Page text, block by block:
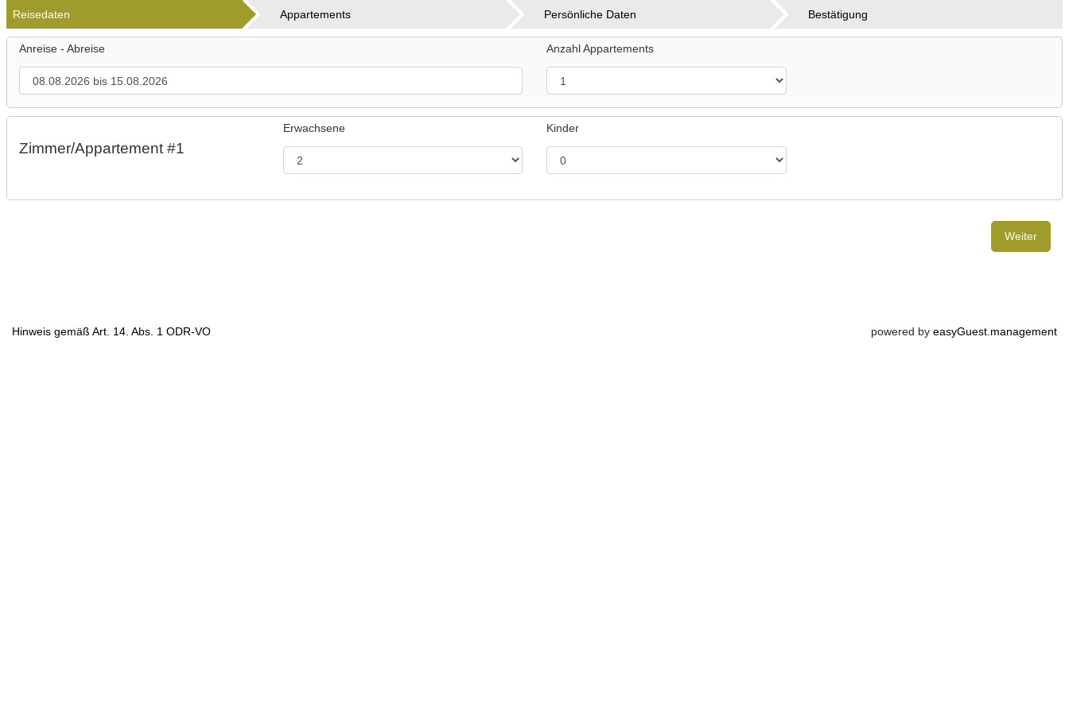
Reisedaten Appartements Persönliche Daten Bestätigung
Anreise - Abreise Anzahl Appartements
Zimmer/Appartement #1
Erwachsene Kinder
Weiter
Hinweis gemäß Art. 14. Abs. 1 ODR-VO powered by easyGuest.management